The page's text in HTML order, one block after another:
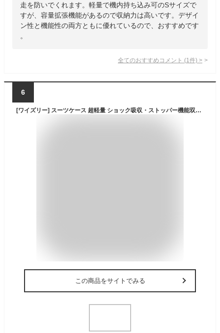
走を防いでくれます。軽量で機内持ち込み可のSサイズで
すが、容量拡張機能があるので収納力は高いです。デザイ
ン性と機能性の両方ともに優れているので、おすすめです
。
全てのおすすめコメント (1 件) >
6
[ワイズリー] スーツケース 超軽量 ショック吸収・ストッパー機能双輪キャスター 抗菌防臭 TSAロック マチ拡張 約52～58L 1 cm サンドベージュ
この商品をサイトでみる